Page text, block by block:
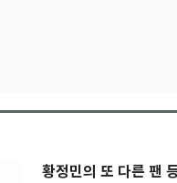
황정민의 또 다른 팬